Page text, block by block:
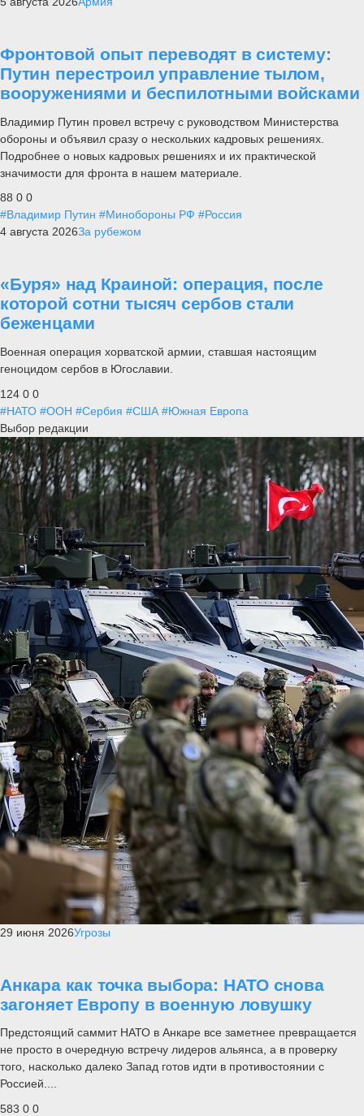
Фронтовой опыт переводят в систему:
Путин перестроил управление тылом,
вооружениями и беспилотными войсками
Владимир Путин провел встречу с руководством Министерства
обороны и объявил сразу о нескольких кадровых решениях.
Подробнее о новых кадровых решениях и их практической
значимости для фронта в нашем материале.
88 0 0
#Владимир Путин #Минобороны РФ #Россия
4 августа 2026За рубежом
«Буря» над Краиной: операция, после
которой сотни тысяч сербов стали
беженцами
Военная операция хорватской армии, ставшая настоящим
геноцидом сербов в Югославии.
124 0 0
#НАТО #ООН #Сербия #США #Южная Европа
Выбор редакции
29 июня 2026Угрозы
Анкара как точка выбора: НАТО снова
загоняет Европу в военную ловушку
Предстоящий саммит НАТО в Анкаре все заметнее превращается
не просто в очередную встречу лидеров альянса, а в проверку
того, насколько далеко Запад готов идти в противостоянии с
Россией....
583 0 0